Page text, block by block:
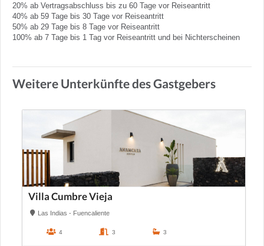
20% ab Vertragsabschluss bis zu 60 Tage vor Reiseantritt
40% ab 59 Tage bis 30 Tage vor Reiseantritt
50% ab 29 Tage bis 8 Tage vor Reiseantritt
100% ab 7 Tage bis 1 Tag vor Reiseantritt und bei Nichterscheinen
Weitere Unterkünfte des Gastgebers
Villa Cumbre Vieja
Las Indias - Fuencaliente
4 3 3